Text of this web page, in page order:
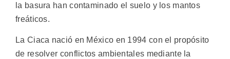
la basura han contaminado el suelo y los mantos
freáticos.
La Ciaca nació en México en 1994 con el propósito
de resolver conflictos ambientales mediante la